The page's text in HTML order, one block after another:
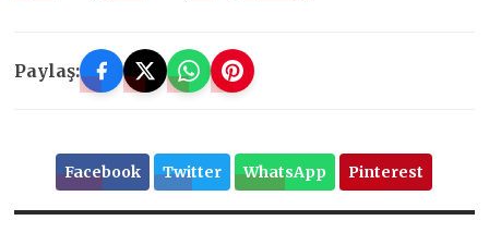
Paylaş:
Facebook Twitter WhatsApp Pinterest